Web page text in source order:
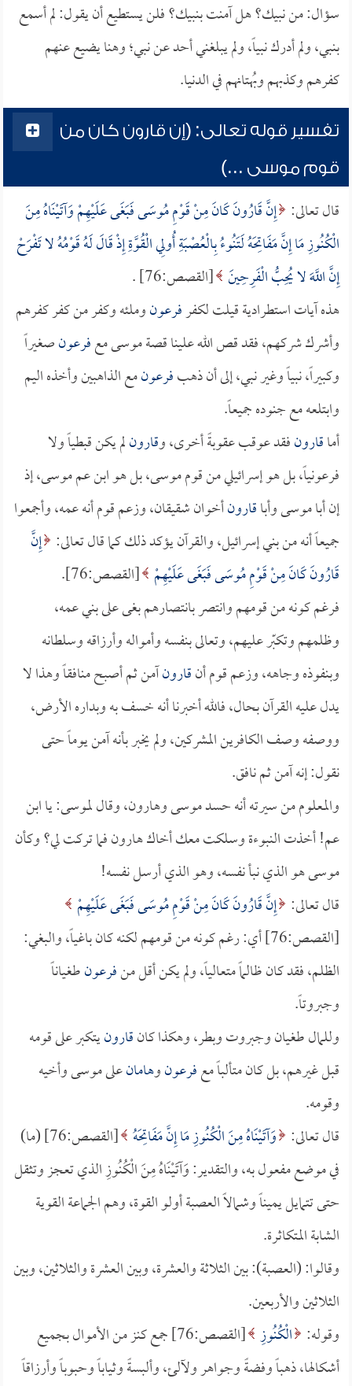
سؤال: من نبيك؟ هل آمنت بنبيك؟ فلن يستطيع أن يقول: لم أسمع
بنبي، ولم أدرك نبياً، ولم يبلغني أحد عن نبي؛ وهنا يضيع عنهم
كفرهم وكذبهم وبُهتانهم في الدنيا.
تفسير قوله تعالى: (إن قارون كان من
قوم موسى ...)
قال تعالى: إِنَّ قَارُونَ كَانَ مِنْ قَوْمِ مُوسَى فَبَغَى عَلَيْهِمْ وَآتَيْنَاهُ مِنَ
الْكُنُوزِ مَا إِنَّ مَفَاتِحَهُ لَتَنُوءُ بِالْعُصْبَةِ أُولِي الْقُوَّةِ إِذْ قَالَ لَهُ قَوْمُهُ لا تَفْرَحْ
إِنَّ اللَّهَ لا يُحِبُّ الْفَرِحِينَ [القصص:76] .
هذه آيات استطرادية قيلت لكفرفرعونوملئه وكفر من كفر كفرهم
وأشرك شركهم، فقد قص الله علينا قصة موسى معفرعونصغيراً
وكبيراً، نبياً وغير نبي، إلى أن ذهبفرعونمع الذاهبين وأخذه اليم
وابتلعه مع جنوده جميعاً.
أماقارونفقد عوقب عقوبةً أخرى، وقارونلم يكن قبطياً ولا
فرعونياً، بل هو إسرائيلي من قوم موسى، بل هو ابن عم موسى، إذ
إن أبا موسى وأباقارونأخوان شقيقان، وزعم قوم أنه عمه، وأجمعوا
جميعاً أنه من بني إسرائيل، والقرآن يؤكد ذلك كما قال تعالى: إِنَّ
قَارُونَ كَانَ مِنْ قَوْمِ مُوسَى فَبَغَى عَلَيْهِمْ [القصص:76].
فرغم كونه من قومهم وانتصر بانتصارهم بغى على بني عمه،
وظلمهم وتكبّر عليهم، وتعالى بنفسه وأمواله وأرزاقه وسلطانه
وبنفوذه وجاهه، وزعم قوم أنقارونآمن ثم أصبح منافقاً وهذا لا
يدل عليه القرآن بحال، فالله أخبرنا أنه خسف به وبداره الأرض،
ووصفه وصف الكافرين المشركين، ولم يخبر بأنه آمن يوماً حتى
نقول: إنه آمن ثم نافق.
والمعلوم من سيرته أنه حسد موسى وهارون، وقال لموسى: يا ابن
عم! أخذت النبوءة وسلكت معك أخاك هارون فما تركت لي؟ وكأن
موسى هو الذي نبأ نفسه، وهو الذي أرسل نفسه!
قال تعالى: إِنَّ قَارُونَ كَانَ مِنْ قَوْمِ مُوسَى فَبَغَى عَلَيْهِمْ
[القصص:76] أي: رغم كونه من قومهم لكنه كان باغياً، والبغي:
الظلم، فقد كان ظالماً متعالياً، ولم يكن أقل منفرعونطغياناً
وجبروتاً.
وللمال طغيان وجبروت وبطر، وهكذا كانقارونيتكبر على قومه
قبل غيرهم، بل كان متألباً معفرعونوهامانعلى موسى وأخيه
وقومه.
قال تعالى: وَآتَيْنَاهُ مِنَ الْكُنُوزِ مَا إِنَّ مَفَاتِحَهُ
[القصص:76] (ما)
في موضع مفعول به، والتقدير: وَآتَيْنَاهُ مِنَ الْكُنُوزِ الذي تعجز وتثقل
حتى تتمايل يميناً وشمالاً العصبة أولو القوة، وهم الجماعة القوية
الشابة المتكاثرة.
وقالوا: (العصبة): بين الثلاثة والعشرة، وبين العشرة والثلاثين، وبين
الثلاثين والأربعين.
وقوله: الْكُنُوزِ
[القصص:76] جمع كنز من الأموال بجميع
أشكالها، ذهباً وفضةً وجواهر ولآلئ، وألبسةً وثياباً وحبوباً وأرزاقاً